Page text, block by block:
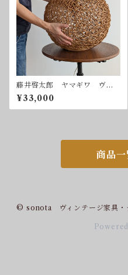
藤井啓太郎 ヤマギワ ヴィ
ンテージ ペンダントライ
ト 吊り下げ照明
¥33,000
商品一
© sonota ヴィンテージ家具・